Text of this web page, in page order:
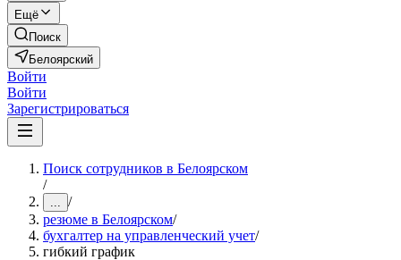
Ещё
Поиск
Белоярский
Войти
Войти
Зарегистрироваться
Поиск сотрудников в Белоярском
/
... /
резюме в Белоярском/
бухгалтер на управленческий учет/
гибкий график